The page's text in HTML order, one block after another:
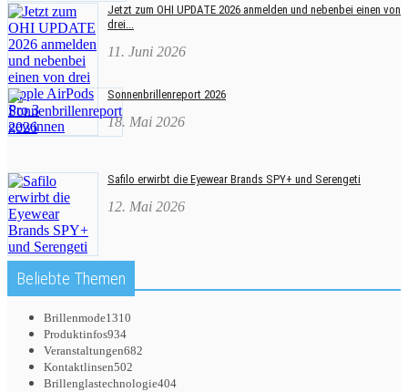
Jetzt zum OHI UPDATE 2026 anmelden und nebenbei einen von
drei...
11. Juni 2026
Sonnenbrillenreport 2026
18. Mai 2026
Safilo erwirbt die Eyewear Brands SPY+ und Serengeti
12. Mai 2026
Beliebte Themen
Brillenmode1310
Produktinfos934
Veranstaltungen682
Kontaktlinsen502
Brillenglastechnologie404